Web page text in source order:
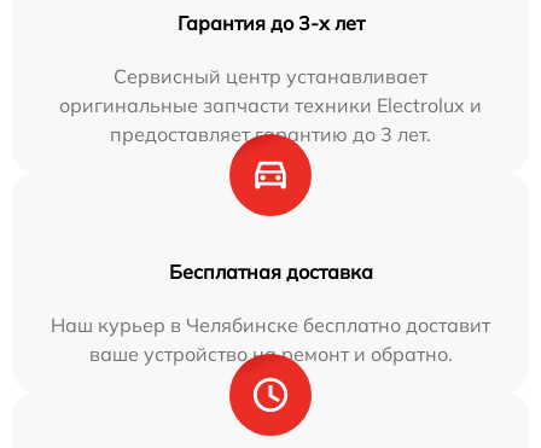
Гарантия до 3-х лет
Сервисный центр устанавливает
оригинальные запчасти техники Electrolux и
предоставляет гарантию до 3 лет.
Бесплатная доставка
Наш курьер в Челябинске бесплатно доставит
ваше устройство на ремонт и обратно.